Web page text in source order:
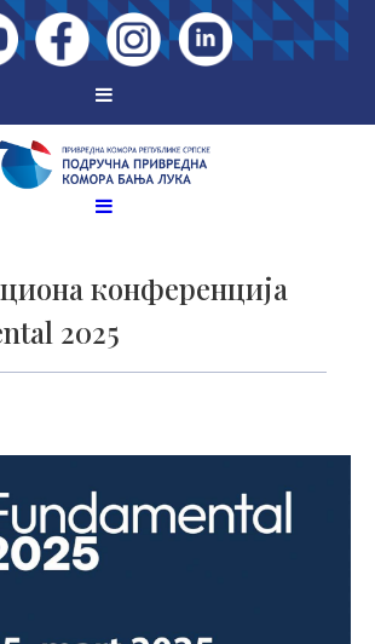
конференција
2025